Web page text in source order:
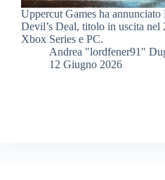
Uppercut Games ha
Devil’s Deal, titolo in uscita nel
Xbox Series e PC.
Andrea "lordfener91"
12 Giugno 2026